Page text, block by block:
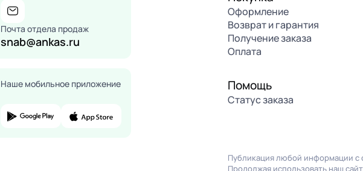
Почта отдела продаж
snab@ankas.ru
Наше мобильное приложение
Оформление
Возврат и гарантия
Получение заказа
Оплата
Помощь
Статус заказа
Публикация любой информации с
Продолжая использовать наш